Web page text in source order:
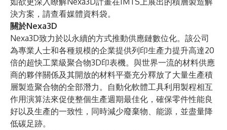
決方案，請查看媒體資料袋。
關於Nexa3D
Nexa3D致力於以永續的方式推動供應鏈數位化。該公司
為專業人士和各種規模的企業提供列印生產力提升高達20
倍的超快工業級聚合物3D印表機。與世界一流的材料供應
商的夥伴關係及其開放的材料平臺充分釋放了大量生產積
層製造聚合物的全部潛力。自動化軟體工具利用製程相互
作用演算法來促使整個生產週期最佳化，確保零件性能良
好以及生產的一致性，同時減少廢棄物、能源，並盡量降
低碳足跡。